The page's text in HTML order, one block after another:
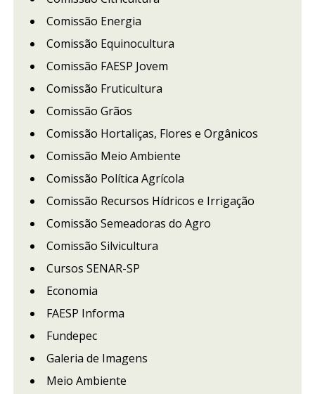
Comissão Energia
Comissão Equinocultura
Comissão FAESP Jovem
Comissão Fruticultura
Comissão Grãos
Comissão Hortaliças, Flores e Orgânicos
Comissão Meio Ambiente
Comissão Política Agrícola
Comissão Recursos Hídricos e Irrigação
Comissão Semeadoras do Agro
Comissão Silvicultura
Cursos SENAR-SP
Economia
FAESP Informa
Fundepec
Galeria de Imagens
Meio Ambiente